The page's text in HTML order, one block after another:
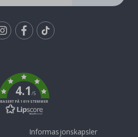
4.1/5
BASERT PÅ 1019 STEMMER
Informasjonskapsler